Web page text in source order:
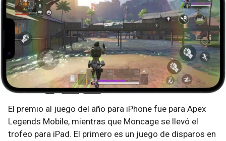
El premio al juego del año para iPhone fue para Apex
Legends Mobile, mientras que Moncage se llevó el
trofeo para iPad. El primero es un juego de disparos en